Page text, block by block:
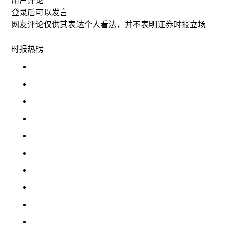
登录后可以发言
网友评论仅供其表达个人看法，并不表明证券时报立场
时报热榜